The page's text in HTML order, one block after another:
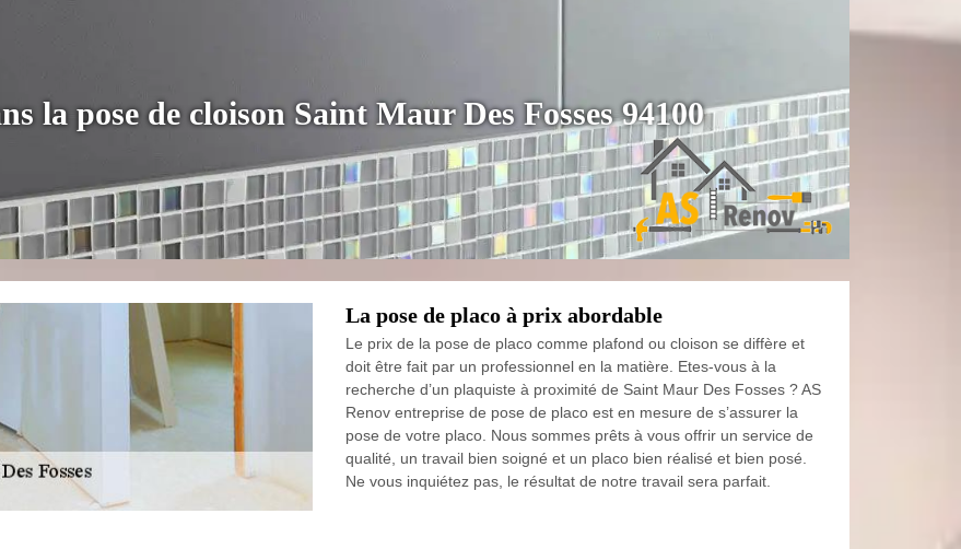
la pose de cloison Saint Maur Des Fosses 94100
La pose de placo à prix abordable
Le prix de la pose de placo comme plafond ou cloison se diffère et
doit être fait par un professionnel en la matière. Etes-vous à la
recherche d’un plaquiste à proximité de Saint Maur Des Fosses ? AS
Renov entreprise de pose de placo est en mesure de s’assurer la
pose de votre placo. Nous sommes prêts à vous offrir un service de
qualité, un travail bien soigné et un placo bien réalisé et bien posé.
Ne vous inquiétez pas, le résultat de notre travail sera parfait.